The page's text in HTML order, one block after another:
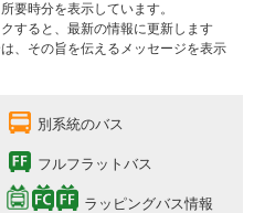
要時分を表示しています。
すると、最新の情報に更新します
、その旨を伝えるメッセージを表示
別系統のバス
フルフラットバス
ラッピングバス情報